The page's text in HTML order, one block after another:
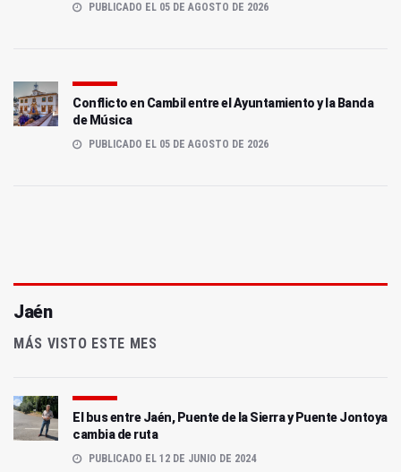
PUBLICADO EL 05 DE AGOSTO DE 2026
Conflicto en Cambil entre el Ayuntamiento y la Banda
de Música
PUBLICADO EL 05 DE AGOSTO DE 2026
Jaén
MÁS VISTO ESTE MES
El bus entre Jaén, Puente de la Sierra y Puente Jontoya
cambia de ruta
PUBLICADO EL 12 DE JUNIO DE 2024